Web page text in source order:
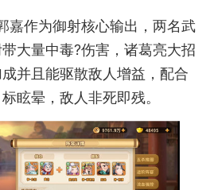
嘉作为御射核心输出，两名武
大量中毒?伤害，诸葛亮大招
并且能驱散敌人增益，配合
眩晕，敌人非死即残。